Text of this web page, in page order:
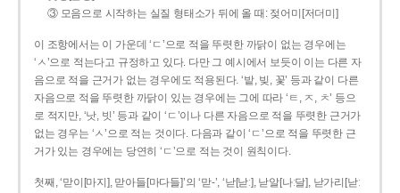
③ 모음으로 시작하는 실질 형태소가 뒤에 올 때: 젖어미[저더미]
이 조항에서는 이 가운데 ‘ㄷ’으로 적을 뚜렷한 까닭이 없는 경우에는
‘ㅅ’으로 적는다고 규정하고 있다. 다만 그 예시에서 보듯이 이는 다른 자
음으로 적을 근거가 없는 경우에도 적용된다. ‘밭, 빚, 꽃’ 등과 같이 다른
자음으로 적을 뚜렷한 까닭이 있는 경우에는 그에 따라 ‘ㅌ, ㅈ, ㅊ’ 등으
로 적지만, ‘낫, 빗’ 등과 같이 ‘ㄷ’이나 다른 자음으로 적을 뚜렷한 근거가
없는 경우는 ‘ㅅ’으로 적는 것이다. 다음과 같이 ‘ㄷ’으로 적을 뚜렷한 근
거가 있는 경우에는 당연히 ‘ㄷ’으로 적는 것이 원칙이다.
첫째, ‘맏이[마지], 맏아들[마다들]’의 ‘맏-’, ‘낟[낟ː], 낟알[나ː달], 낟가리[낟ː